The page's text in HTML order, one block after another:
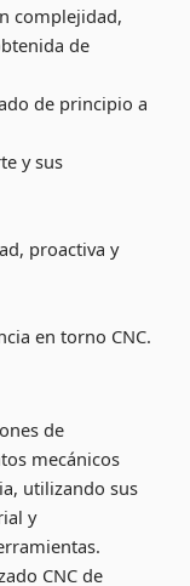
complejidad,
de
de principio a
y sus
proactiva y
en torno CNC.
de
mecánicos
utilizando sus
y
CNC de